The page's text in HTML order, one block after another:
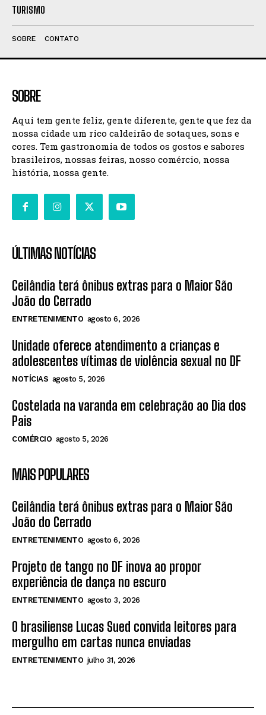
TURISMO
SOBRE CONTATO
SOBRE
Aqui tem gente feliz, gente diferente, gente que fez da
nossa cidade um rico caldeirão de sotaques, sons e
cores. Tem gastronomia de todos os gostos e sabores
brasileiros, nossas feiras, nosso comércio, nossa
história, nossa gente.
ÚLTIMAS NOTÍCIAS
Ceilândia terá ônibus extras para o Maior São
João do Cerrado
ENTRETENIMENTO agosto 6, 2026
Unidade oferece atendimento a crianças e
adolescentes vítimas de violência sexual no DF
NOTÍCIAS agosto 5, 2026
Costelada na varanda em celebração ao Dia dos
Pais
COMÉRCIO agosto 5, 2026
MAIS POPULARES
Ceilândia terá ônibus extras para o Maior São
João do Cerrado
ENTRETENIMENTO agosto 6, 2026
Projeto de tango no DF inova ao propor
experiência de dança no escuro
ENTRETENIMENTO agosto 3, 2026
O brasiliense Lucas Sued convida leitores para
mergulho em cartas nunca enviadas
ENTRETENIMENTO julho 31, 2026